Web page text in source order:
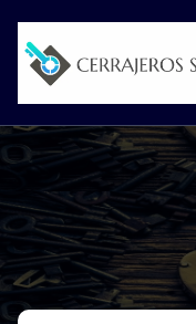
content